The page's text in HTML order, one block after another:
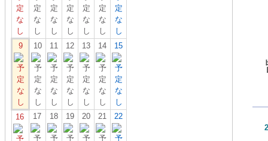
9 10 11 12 13 14 15
16 17 18 19 20 21 22